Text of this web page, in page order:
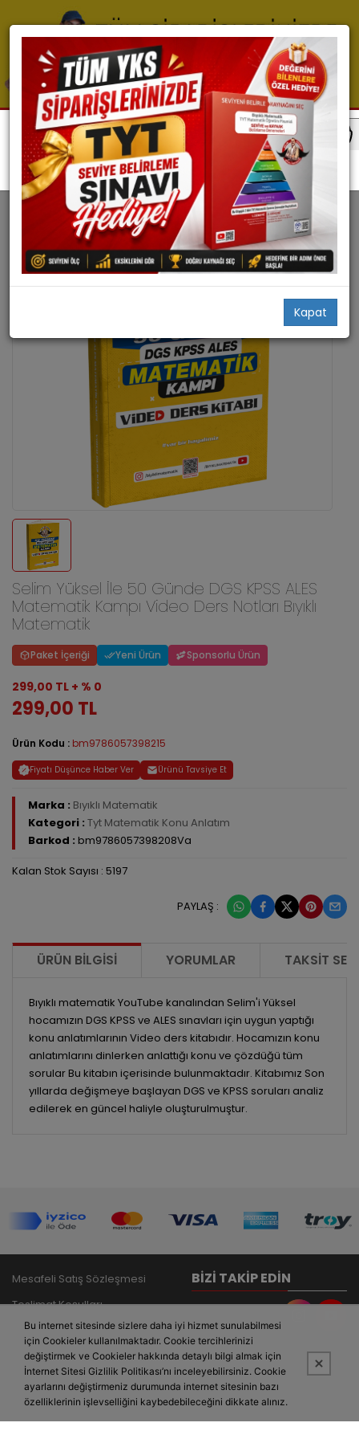
Kapat
Tyt Matematik Tyt Matematik Konu Anlatım
Selim Yüksel İle 50 Günde DGS KPSS ALES
Matematik Kampı Video Ders Notları Bıyıklı
Matematik
Paket İçeriği Yeni Ürün Sponsorlu Ürün
299,00 TL + % 0
299,00 TL
Ürün Kodu : bm9786057398215
Fiyatı Düşünce Haber Ver Ürünü Tavsiye Et
Marka : Bıyıklı Matematik
Kategori : Tyt Matematik Konu Anlatım
Barkod : bm9786057398208Va
Kalan Stok Sayısı : 5197
PAYLAŞ :
ÜRÜN BILGISI YORUMLAR TAKSIT
Bıyıklı matematik YouTube kanalından Selim'i Yüksel
hocamızın DGS KPSS ve ALES sınavları için uygun yaptığı
konu anlatımlarının Video ders kitabıdır. Hocamızın konu
anlatımlarını dinlerken anlattığı konu ve çözdüğü tüm
sorular Bu kitabın içerisinde bulunmaktadır. Kitabımız Son
yıllarda değişmeye başlayan DGS ve KPSS soruları analiz
edilerek en güncel haliyle oluşturulmuştur.
Mesafeli Satış Sözleşmesi
Teslimat Koşulları
Gizlilik Politikası
İade ve Garanti Şartları
İletişim
BIZI TAKIP EDIN
Bu internet sitesinde sizlere daha iyi hizmet sunulabilmesi
için Cookieler kullanılmaktadır. Cookie tercihlerinizi
değiştirmek ve Cookieler hakkında detaylı bilgi almak için
İnternet Sitesi Gizlilik Politikası’nı inceleyebilirsiniz. Cookie
ayarlarını değiştirmeniz durumunda internet sitesinin bazı
özelliklerinin işlevselliğini kaybedebileceğini dikkate alınız.